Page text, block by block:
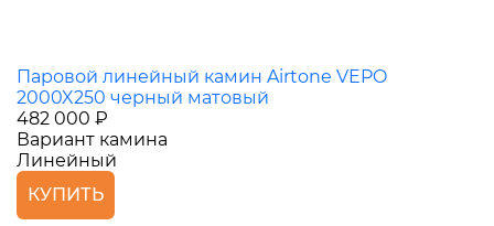
Паровой линейный камин Airtone VEPO
2000X250 черный матовый
482 000 ₽
Вариант камина
Линейный
КУПИТЬ